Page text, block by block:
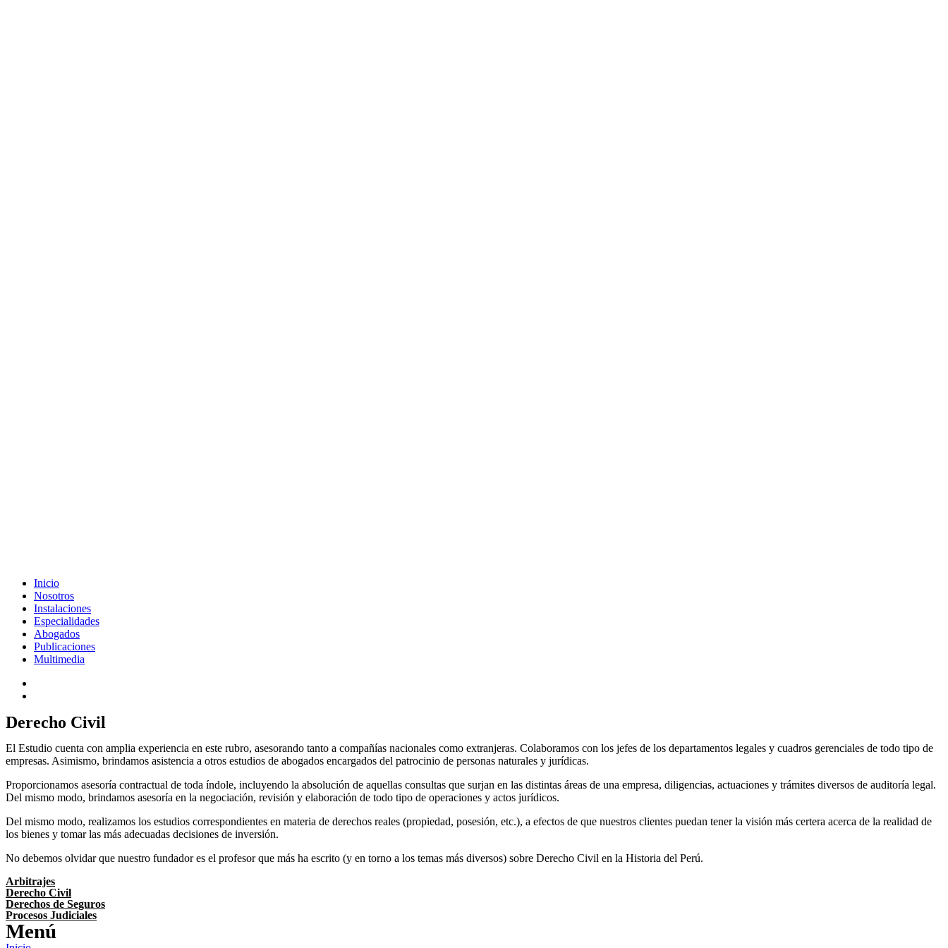
Inicio
Nosotros
Instalaciones
Especialidades
Abogados
Publicaciones
Multimedia
Derecho Civil
El Estudio cuenta con amplia experiencia en este rubro, asesorando tanto a compañías nacionales como extranjeras. Colaboramos con los jefes de los departamentos legales y cuadros gerenciales de todo tipo de
empresas. Asimismo, brindamos asistencia a otros estudios de abogados encargados del patrocinio de personas naturales y jurídicas.
Proporcionamos asesoría contractual de toda índole, incluyendo la absolución de aquellas consultas que surjan en las distintas áreas de una empresa, diligencias, actuaciones y trámites diversos de auditoría legal.
Del mismo modo, brindamos asesoría en la negociación, revisión y elaboración de todo tipo de operaciones y actos jurídicos.
Del mismo modo, realizamos los estudios correspondientes en materia de derechos reales (propiedad, posesión, etc.), a efectos de que nuestros clientes puedan tener la visión más certera acerca de la realidad de
los bienes y tomar las más adecuadas decisiones de inversión.
No debemos olvidar que nuestro fundador es el profesor que más ha escrito (y en torno a los temas más diversos) sobre Derecho Civil en la Historia del Perú.
Arbitrajes
Derecho Civil
Derechos de Seguros
Procesos Judiciales
Menú